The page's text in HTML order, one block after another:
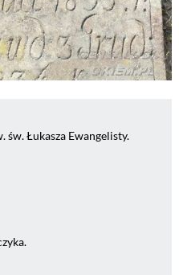
św. Łukasza Ewangelisty.